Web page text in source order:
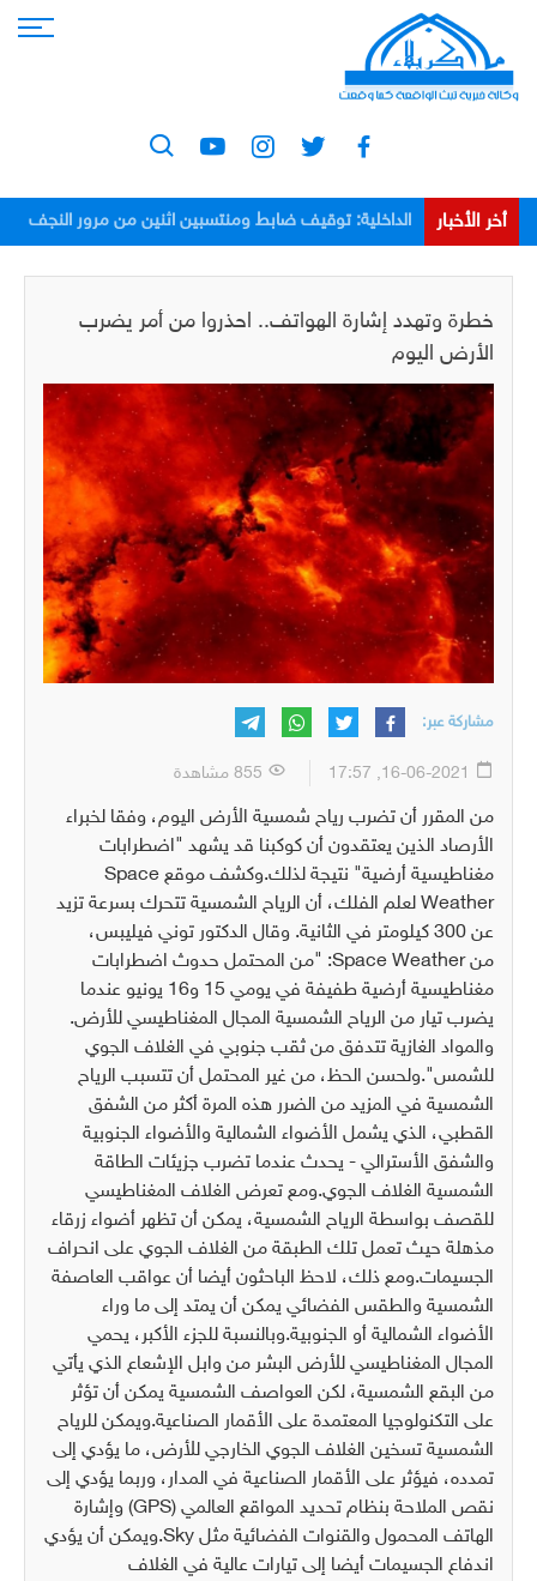
أخر الأخبار
الداخلية: توقيف ضابط ومنتسبين اثنين من مرور النجف
خطرة وتهدد إشارة الهواتف.. احذروا من أمر يضرب
الأرض اليوم
مشاركة عبر:
من المقرر أن تضرب رياح شمسية الأرض اليوم، وفقا لخبراء
الأرصاد الذين يعتقدون أن كوكبنا قد يشهد "اضطرابات
مغناطيسية أرضية" نتيجة لذلك.وكشف موقع Space
Weather لعلم الفلك، أن الرياح الشمسية تتحرك بسرعة تزيد
عن 300 كيلومتر في الثانية. وقال الدكتور توني فيليبس،
من Space Weather: "من المحتمل حدوث اضطرابات
مغناطيسية أرضية طفيفة في يومي 15 و16 يونيو عندما
يضرب تيار من الرياح الشمسية المجال المغناطيسي للأرض.
والمواد الغازية تتدفق من ثقب جنوبي في الغلاف الجوي
للشمس".ولحسن الحظ، من غير المحتمل أن تتسبب الرياح
الشمسية في المزيد من الضرر هذه المرة أكثر من الشفق
القطبي، الذي يشمل الأضواء الشمالية والأضواء الجنوبية
والشفق الأسترالي - يحدث عندما تضرب جزيئات الطاقة
الشمسية الغلاف الجوي.ومع تعرض الغلاف المغناطيسي
للقصف بواسطة الرياح الشمسية، يمكن أن تظهر أضواء زرقاء
مذهلة حيث تعمل تلك الطبقة من الغلاف الجوي على انحراف
الجسيمات.ومع ذلك، لاحظ الباحثون أيضا أن عواقب العاصفة
الشمسية والطقس الفضائي يمكن أن يمتد إلى ما وراء
الأضواء الشمالية أو الجنوبية.وبالنسبة للجزء الأكبر، يحمي
المجال المغناطيسي للأرض البشر من وابل الإشعاع الذي يأتي
من البقع الشمسية، لكن العواصف الشمسية يمكن أن تؤثر
على التكنولوجيا المعتمدة على الأقمار الصناعية.ويمكن للرياح
الشمسية تسخين الغلاف الجوي الخارجي للأرض، ما يؤدي إلى
تمدده، فيؤثر على الأقمار الصناعية في المدار، وربما يؤدي إلى
نقص الملاحة بنظام تحديد المواقع العالمي (GPS) وإشارة
الهاتف المحمول والقنوات الفضائية مثل Sky
.ويمكن أن يؤدي
اندفاع الجسيمات أيضا إلى تيارات عالية في الغلاف